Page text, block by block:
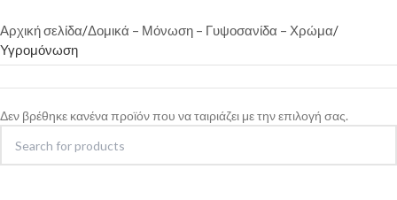
Αρχική σελίδα Δομικά – Μόνωση – Γυψοσανίδα – Χρώμα
Υγρομόνωση
Δεν βρέθηκε κανένα προϊόν που να ταιριάζει με την επιλογή σας.